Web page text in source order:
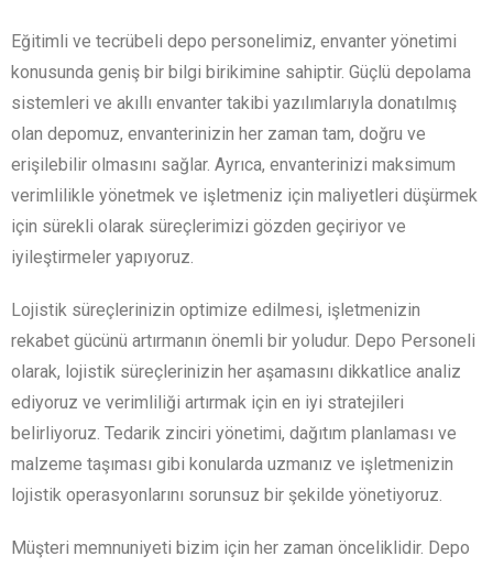
Eğitimli ve tecrübeli depo personelimiz, envanter yönetimi
konusunda geniş bir bilgi birikimine sahiptir. Güçlü depolama
sistemleri ve akıllı envanter takibi yazılımlarıyla donatılmış
olan depomuz, envanterinizin her zaman tam, doğru ve
erişilebilir olmasını sağlar. Ayrıca, envanterinizi maksimum
verimlilikle yönetmek ve işletmeniz için maliyetleri düşürmek
için sürekli olarak süreçlerimizi gözden geçiriyor ve
iyileştirmeler yapıyoruz.
Lojistik süreçlerinizin optimize edilmesi, işletmenizin
rekabet gücünü artırmanın önemli bir yoludur. Depo Personeli
olarak, lojistik süreçlerinizin her aşamasını dikkatlice analiz
ediyoruz ve verimliliği artırmak için en iyi stratejileri
belirliyoruz. Tedarik zinciri yönetimi, dağıtım planlaması ve
malzeme taşıması gibi konularda uzmanız ve işletmenizin
lojistik operasyonlarını sorunsuz bir şekilde yönetiyoruz.
Müşteri memnuniyeti bizim için her zaman önceliklidir. Depo